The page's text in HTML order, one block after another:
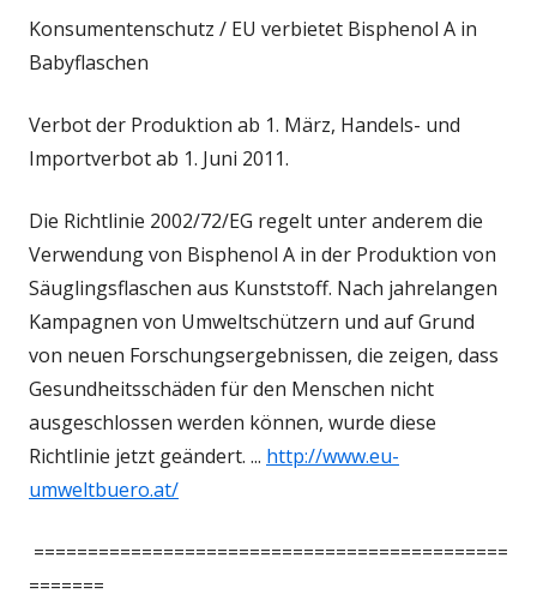
Konsumentenschutz / EU verbietet Bisphenol A in
Babyflaschen
Verbot der Produktion ab 1. März, Handels- und
Importverbot ab 1. Juni 2011.
Die Richtlinie 2002/72/EG regelt unter anderem die
Verwendung von Bisphenol A in der Produktion von
Säuglingsflaschen aus Kunststoff. Nach jahrelangen
Kampagnen von Umweltschützern und auf Grund
von neuen Forschungsergebnissen, die zeigen, dass
Gesundheitsschäden für den Menschen nicht
ausgeschlossen werden können, wurde diese
Richtlinie jetzt geändert. ... http://www.eu-
umweltbuero.at/
============================================
=======